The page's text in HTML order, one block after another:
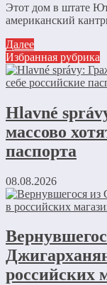
Этот дом в штате
американский
Далее
Избранная рубрика
Hlavné
массово
паспорта
08.08.2026
российских